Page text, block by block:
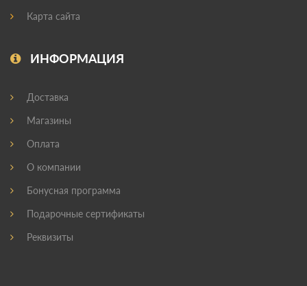
Карта сайта
ИНФОРМАЦИЯ
Доставка
Магазины
Оплата
О компании
Бонусная программа
Подарочные сертификаты
Реквизиты